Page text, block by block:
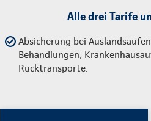
Alle drei Tarife
Absicherung bei
Behandlungen,
Rücktransporte.